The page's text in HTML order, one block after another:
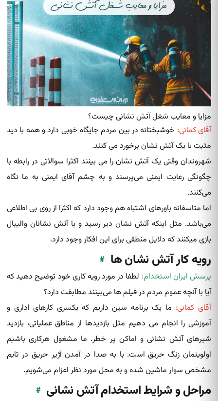
مزایا و معایب شغل آتش نشانی چیست؟
آقای کمانی: خوشبختانه در بین مردم جایگاه خوبی دارد و همه با دید
مثبت با یک آتش نشان برخورد می کنند.
شهروندان وقتی یک آتش نشان را می بینند اکثرا سوالاتی در رابطه با
چگونگی رعایت ایمنی می‌پرسند و به چشم آقای ایمنی به ما نگاه
می‌کنند.
اما متاسفانه باورهای اشتباه هم وجود دارد که اکثرا از روی بی اطلاعی
می‌باشد. مثل اینکه آتش‌ نشان‌ دیر رسید و یا آتش نشانان والیبال
بازی میکنند که دلایل منطقی برای این افکار وجود دارد.
رویه کار آتش نشان ها #
پرسش ایران استخدام: لطفا در مورد رویه کاری خود توضیح دهید که
آیا با آنچه عموم مردم در فیلم ها می‌بینند مطابقت دارد؟
آقای کمانی: ما یک برنامه سین داریم که یکسری کارهای اداری و
آموزشی را انجام می دهیم مثل بازدیدها از مناطق عملیاتی، بازدید
شیر‌های آتش‌ نشانی‌ و اماکن پر خطر. ما مشغول هرکاری باشیم
اولویتمان زنگ حریق است. با به صدا در آمدن آژیر حریق در تایم
مشخص سوار ماشین شده‌ و به محل مورد نظر اعزام می‌شویم.
مراحل و شرایط استخدام آتش نشانی #